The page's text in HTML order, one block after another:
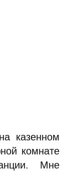
казенном
комнате
Мне